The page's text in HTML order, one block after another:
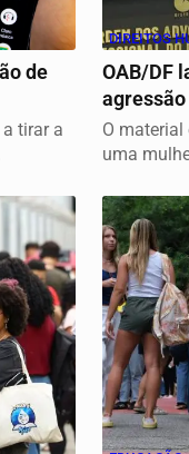
de
tirar a
DIREITOS
OAB/DF
O
uma